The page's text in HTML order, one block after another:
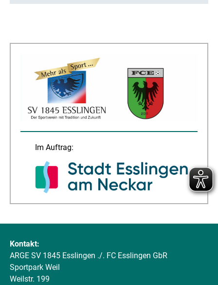
Im Auftrag:
Kontakt:
ARGE SV 1845 Esslingen ./. FC Esslingen GbR
Sportpark Weil
Weilstr. 199